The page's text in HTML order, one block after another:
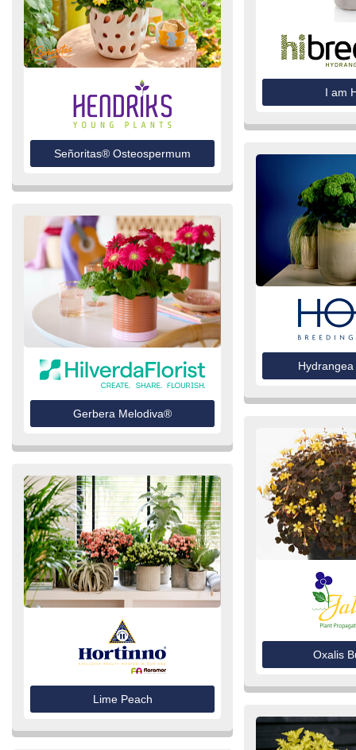
Señoritas® Osteospermum
Gerbera Melodiva®
Lime Peach
I am
Oxalis